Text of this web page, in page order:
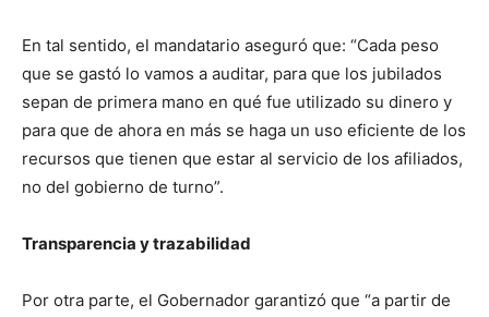
En tal sentido, el mandatario aseguró que: “Cada peso
que se gastó lo vamos a auditar, para que los jubilados
sepan de primera mano en qué fue utilizado su dinero y
para que de ahora en más se haga un uso eficiente de los
recursos que tienen que estar al servicio de los afiliados,
no del gobierno de turno”.
Transparencia y trazabilidad
Por otra parte, el Gobernador garantizó que “a partir de